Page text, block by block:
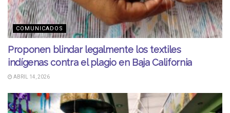
COMUNICADOS
Proponen blindar legalmente los textiles
indígenas contra el plagio en Baja California
ABRIL 14, 2026